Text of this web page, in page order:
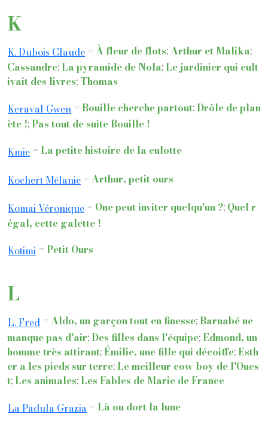
K
K. Dubois Claude = À fleur de flots;Arthur et Malika;
Cassandre;La pyramide de Nola;Le jardinier qui cult
ivait des livres; Thomas
Keraval Gwen = Bouille cherche partout;Drôle de plan
ète !;Pas tout de suite Bouille !
Kmie = La petite histoire de la culotte
Kochert Mélanie = Arthur, petit ours
Komai Véronique = One peut inviter quelqu'un ?; Quel r
égal, cette galette !
Kotimi = Petit Ours
L
L. Fred = Aldo, un garçon tout en finesse;Barnabé ne
manque pas d'air;Des filles dans l'équipe;Edmond, un
homme très attirant;Émilie, une fille qui décoiffe;Esth
er a les pieds sur terre;Le meilleur cow-boy de l'Oues
t;Les animales;Les Fables de Marie de France
La Padula Grazia = Là ou dort la lune